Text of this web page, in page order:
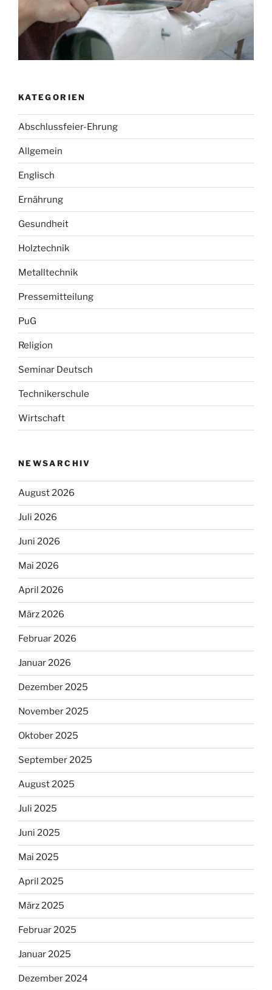
KATEGORIEN
Abschlussfeier-Ehrung
Allgemein
Englisch
Ernährung
Gesundheit
Holztechnik
Metalltechnik
Pressemitteilung
PuG
Religion
Seminar Deutsch
Technikerschule
Wirtschaft
NEWSARCHIV
August 2026
Juli 2026
Juni 2026
Mai 2026
April 2026
März 2026
Februar 2026
Januar 2026
Dezember 2025
November 2025
Oktober 2025
September 2025
August 2025
Juli 2025
Juni 2025
Mai 2025
April 2025
März 2025
Februar 2025
Januar 2025
Dezember 2024